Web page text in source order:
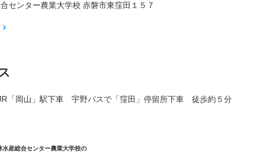
センター農業大学校 赤磐市東窪田１５７
「岡山」駅下車 宇野バスで「窪田」停留所下車 徒歩約５分
水産総合センター農業大学校の